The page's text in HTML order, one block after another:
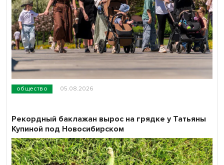
общество 05.08.2026
Рекордный баклажан вырос на грядке у Татьяны
Купиной под Новосибирском